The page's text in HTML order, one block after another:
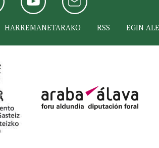
HARREMANETARAKO RSS EGIN